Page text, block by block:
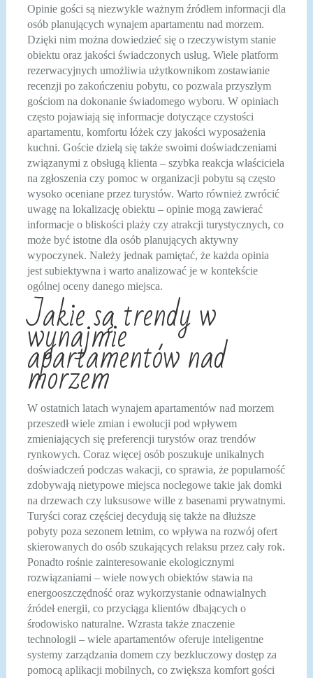
Opinie gości są niezwykle ważnym źródłem informacji dla
osób planujących wynajem apartamentu nad morzem.
Dzięki nim można dowiedzieć się o rzeczywistym stanie
obiektu oraz jakości świadczonych usług. Wiele platform
rezerwacyjnych umożliwia użytkownikom zostawianie
recenzji po zakończeniu pobytu, co pozwala przyszłym
gościom na dokonanie świadomego wyboru. W opiniach
często pojawiają się informacje dotyczące czystości
apartamentu, komfortu łóżek czy jakości wyposażenia
kuchni. Goście dzielą się także swoimi doświadczeniami
związanymi z obsługą klienta – szybka reakcja właściciela
na zgłoszenia czy pomoc w organizacji pobytu są często
wysoko oceniane przez turystów. Warto również zwrócić
uwagę na lokalizację obiektu – opinie mogą zawierać
informacje o bliskości plaży czy atrakcji turystycznych, co
może być istotne dla osób planujących aktywny
wypoczynek. Należy jednak pamiętać, że każda opinia
jest subiektywna i warto analizować je w kontekście
ogólnej oceny danego miejsca.
Jakie są trendy w
wynajmie
apartamentów nad
morzem
W ostatnich latach wynajem apartamentów nad morzem
przeszedł wiele zmian i ewolucji pod wpływem
zmieniających się preferencji turystów oraz trendów
rynkowych. Coraz więcej osób poszukuje unikalnych
doświadczeń podczas wakacji, co sprawia, że popularność
zdobywają nietypowe miejsca noclegowe takie jak domki
na drzewach czy luksusowe wille z basenami prywatnymi.
Turyści coraz częściej decydują się także na dłuższe
pobyty poza sezonem letnim, co wpływa na rozwój ofert
skierowanych do osób szukających relaksu przez cały rok.
Ponadto rośnie zainteresowanie ekologicznymi
rozwiązaniami – wiele nowych obiektów stawia na
energooszczędność oraz wykorzystanie odnawialnych
źródeł energii, co przyciąga klientów dbających o
środowisko naturalne. Wzrasta także znaczenie
technologii – wiele apartamentów oferuje inteligentne
systemy zarządzania domem czy bezkluczowy dostęp za
pomocą aplikacji mobilnych, co zwiększa komfort gości